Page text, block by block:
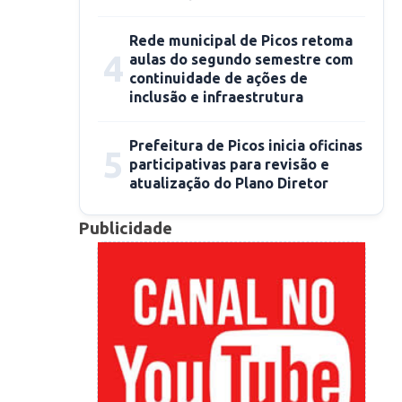
4
Rede municipal de Picos retoma
aulas do segundo semestre com
continuidade de ações de
inclusão e infraestrutura
5 Prefeitura de Picos inicia oficinas
participativas para revisão e
atualização do Plano Diretor
Publicidade